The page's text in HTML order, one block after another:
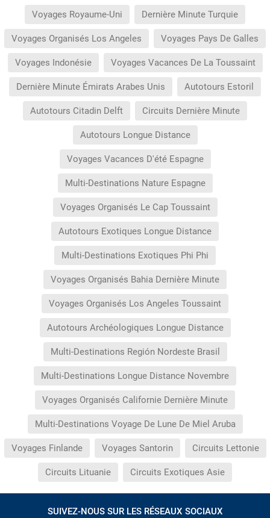
Voyages Royaume-Uni Dernière Minute Turquie
Voyages Organisés Los Angeles Voyages Pays De Galles
Voyages Indonésie Voyages Vacances De La Toussaint
Dernière Minute Émirats Arabes Unis Autotours Estoril
Autotours Citadin Delft Circuits Dernière Minute
Autotours Longue Distance
Voyages Vacances D'été Espagne
Multi-Destinations Nature Espagne
Voyages Organisés Le Cap Toussaint
Autotours Exotiques Longue Distance
Multi-Destinations Exotiques Phi Phi
Voyages Organisés Bahia Dernière Minute
Voyages Organisés Los Angeles Toussaint
Autotours Archéologiques Longue Distance
Multi-Destinations Región Nordeste Brasil
Multi-Destinations Longue Distance Novembre
Voyages Organisés Californie Dernière Minute
Multi-Destinations Voyage De Lune De Miel Aruba
Voyages Finlande Voyages Santorin Circuits Lettonie
Circuits Lituanie Circuits Exotiques Asie
SUIVEZ-NOUS SUR LES RÉSEAUX SOCIAUX